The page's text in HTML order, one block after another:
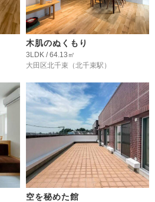
木肌のぬくもり
3LDK / 64.13㎡
大田区北千束 （北千束駅）
空を秘めた館